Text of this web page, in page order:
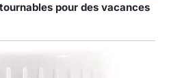
pour des vacances